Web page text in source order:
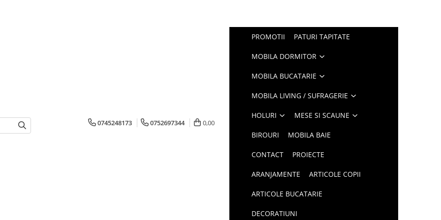
0745248173 0752697344 0,00
PROMOTII PATURI TAPITATE
MOBILA DORMITOR
MOBILA BUCATARIE
MOBILA LIVING / SUFRAGERIE
HOLURI MESE SI SCAUNE
BIROURI MOBILA BAIE
CONTACT PROIECTE
ARANJAMENTE ARTICOLE COPII
ARTICOLE BUCATARIE
DECORATIUNI